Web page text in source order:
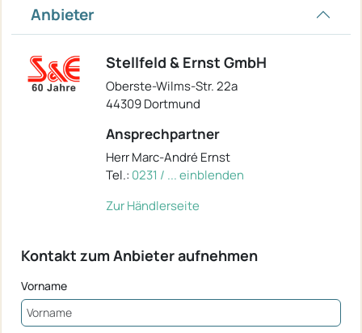
Anbieter
Stellfeld & Ernst GmbH
Oberste-Wilms-Str. 22a
44309 Dortmund
Ansprechpartner
Herr Marc-André Ernst
Tel.: 0231 / ... einblenden
Zur Händlerseite
Kontakt zum Anbieter aufnehmen
Vorname